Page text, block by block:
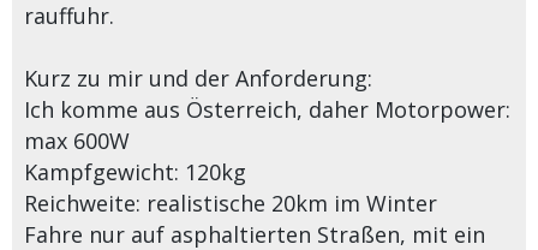
rauffuhr.
Kurz zu mir und der Anforderung:
Ich komme aus Österreich, daher Motorpower:
max 600W
Kampfgewicht: 120kg
Reichweite: realistische 20km im Winter
Fahre nur auf asphaltierten Straßen, mit ein